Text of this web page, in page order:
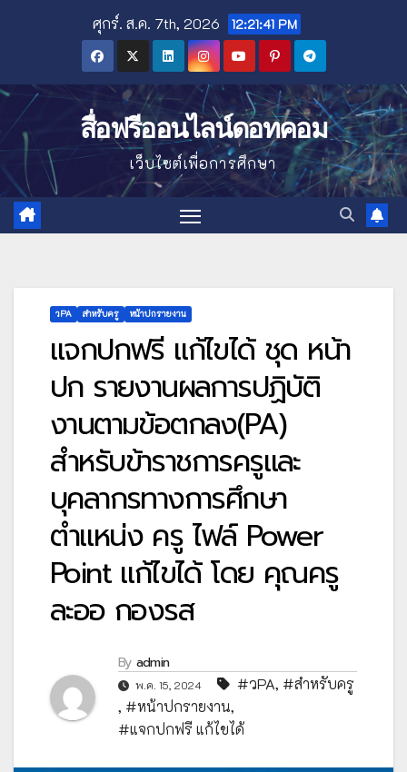
ศุกร์. ส.ค. 7th, 2026 12:21:42 PM
สื่อฟรีออนไลน์ดอทคอม
เว็บไซต์เพื่อการศึกษา
วPA สำหรับครู หน้าปกรายงาน
แจกปกฟรี แก้ไขได้ ชุด หน้า
ปก รายงานผลการปฏิบัติ
งานตามข้อตกลง(PA)
สำหรับข้าราชการครูและ
บุคลากรทางการศึกษา
ตำแหน่ง ครู ไฟล์ Power
Point แก้ไขได้ โดย คุณครู
ละออ กองรส
By admin
พ.ค. 15, 2024 #วPA, #สำหรับครู
, #หน้าปกรายงาน,
#แจกปกฟรี แก้ไขได้